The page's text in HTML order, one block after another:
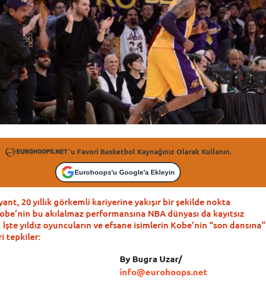
'u Favori Basketbol Kaynağınız Olarak Kullanın.
Eurohoops'u Google'a Ekleyin
20 yıllık görkemli kariyerine yakışır bir şekilde nokta
bu akılalmaz performansına NBA dünyası da kayıtsız
İşte yıldız oyuncuların ve efsane isimlerin Kobe’nin “son dansına”
tepkiler:
By Bugra Uzar/
info@eurohoops.net